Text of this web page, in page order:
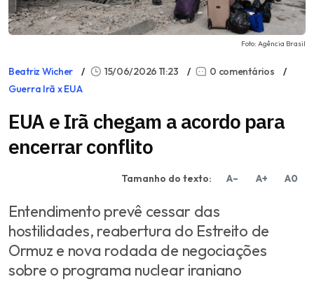
Foto: Agência Brasil
Beatriz Wicher 15/06/2026 11:23
0 comentários
Guerra Irã x EUA
EUA e Irã chegam a acordo para
encerrar conflito
Tamanho do texto: A– A+ A0
Entendimento prevê cessar das
hostilidades, reabertura do Estreito de
Ormuz e nova rodada de negociações
sobre o programa nuclear iraniano